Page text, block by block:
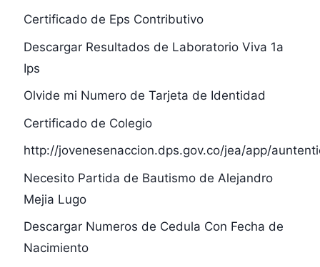
Certificado de Eps Contributivo
Descargar Resultados de Laboratorio Viva 1a
Ips
Olvide mi Numero de Tarjeta de Identidad
Certificado de Colegio
http://jovenesenaccion.dps.gov.co/jea/app/
Necesito Partida de Bautismo de Alejandro
Mejia Lugo
Descargar Numeros de Cedula Con Fecha de
Nacimiento